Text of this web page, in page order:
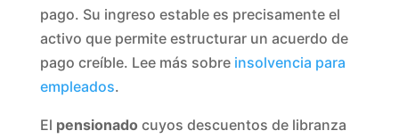
pago. Su ingreso estable es precisamente el
activo que permite estructurar un acuerdo de
pago creíble. Lee más sobre insolvencia para
empleados.
El pensionado cuyos descuentos de libranza